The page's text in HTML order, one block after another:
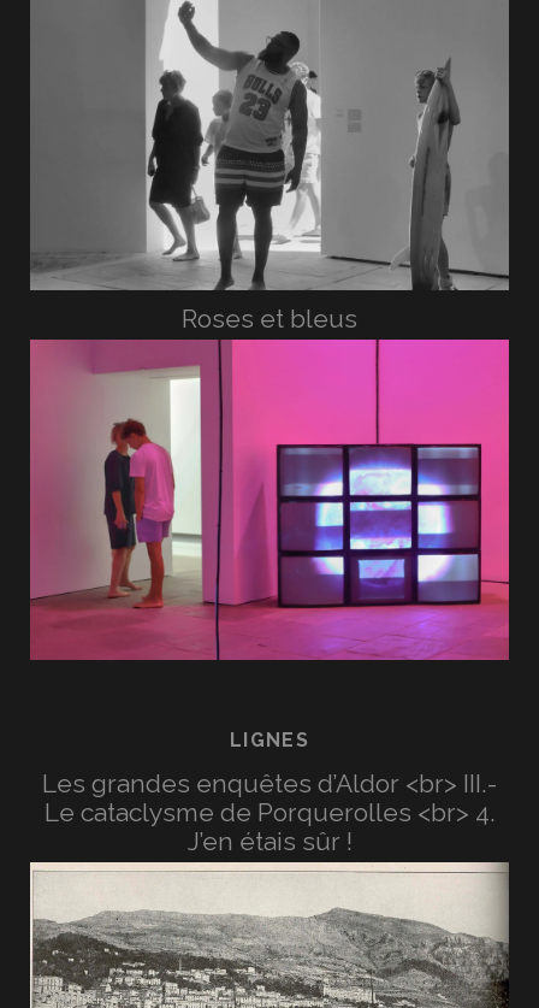
Roses et bleus
LIGNES
Les grandes enquêtes d’Aldor <br> III.-
Le cataclysme de Porquerolles <br> 4.
J’en étais sûr !